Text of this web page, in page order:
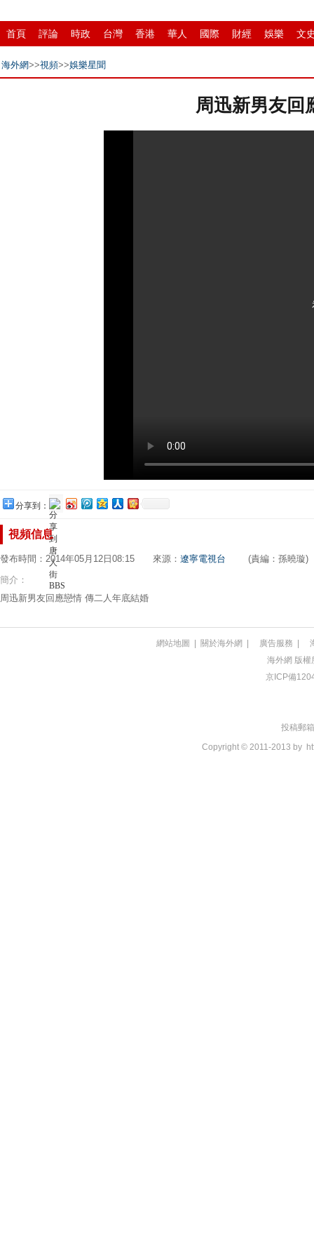
首頁 評論 時政 台灣 香港 華人 國際 財經 娛樂 文
招商 縣域 環保 創投
海外網>>視頻>>娛樂星聞
周迅新男友回
分享到：
視頻信息
發布時間：2014年05月12日08:15 來源： 遼寧電視台 (責編：孫曉璇)
簡介：
周迅新男友回應戀情 傳二人年底結婚
網站地圖 | 關於海外網 | 廣告服務 |
海外網 版權
京ICP備
投稿郵
Copyright © 2011-2013 by